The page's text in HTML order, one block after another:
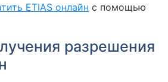
ETIAS онлайн с помощью
разрешения